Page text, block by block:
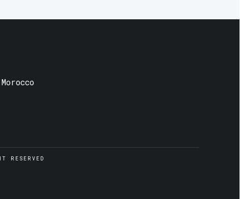
RESERVED